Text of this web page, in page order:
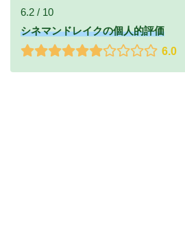
6.2 / 10
シネマンドレイクの個人的評価
6.0